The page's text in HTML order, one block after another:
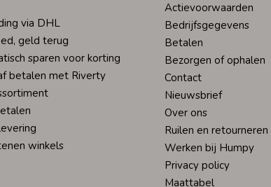
via DHL
geld terug
sparen voor korting
betalen met Riverty
winkels
Actievoorwaarden
Bedrijfsgegevens
Betalen
Bezorgen of ophalen
Contact
Nieuwsbrief
Over ons
Ruilen en retourneren
Werken bij Humpy
Privacy policy
Maattabel